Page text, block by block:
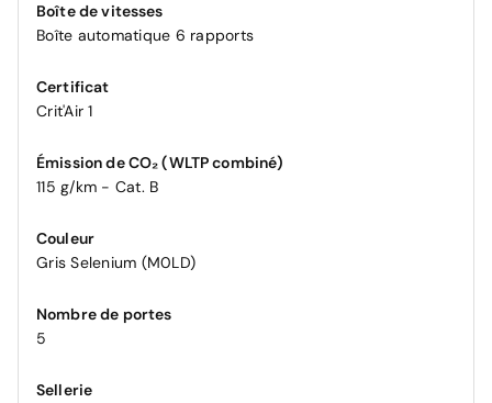
Boîte de vitesses
Boîte automatique 6 rapports
Certificat
Crit'Air 1
Émission de CO₂ (WLTP combiné)
115 g/km - Cat. B
Couleur
Gris Selenium (M0LD)
Nombre de portes
5
Sellerie